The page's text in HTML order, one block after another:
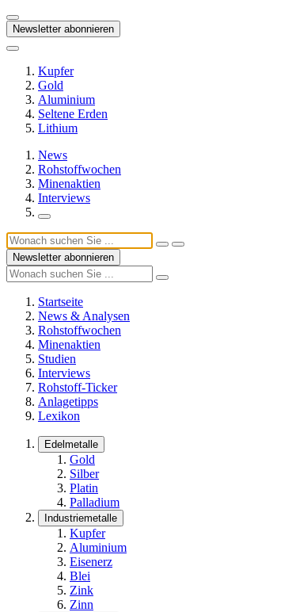
Newsletter abonnieren
Kupfer
Gold
Aluminium
Seltene Erden
Lithium
News
Rohstoffwochen
Minenaktien
Interviews
Newsletter abonnieren
Startseite
News & Analysen
Rohstoffwochen
Minenaktien
Studien
Interviews
Rohstoff-Ticker
Anlagetipps
Lexikon
Edelmetalle
Gold
Silber
Platin
Palladium
Industriemetalle
Kupfer
Aluminium
Eisenerz
Blei
Zink
Zinn